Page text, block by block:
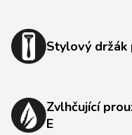
Stylový držák
Zvlhčující
E